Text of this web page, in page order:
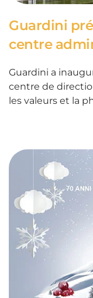
Guardini
centre
Guardini a
centre de
les valeurs et la